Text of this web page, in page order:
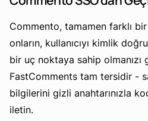
Commento, tamamen farklı bir
onların, kullanıcıyı kimlik
bir uç noktaya sahip olmanızı
FastComments tam tersidir -
bilgilerini gizli anahtarınızla
iletin.